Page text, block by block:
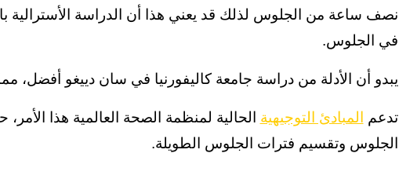
نصف ساعة من الجلوس لذلك قد يعني هذا أن الدراسة الأسترالية
في الجلوس.
يبدو أن الأدلة من دراسة جامعة كاليفورنيا في سان دييغو
تدعم المبادئ التوجيهية الحالية لمنظمة الصحة العالمية هذا
الجلوس وتقسيم فترات الجلوس الطويلة.